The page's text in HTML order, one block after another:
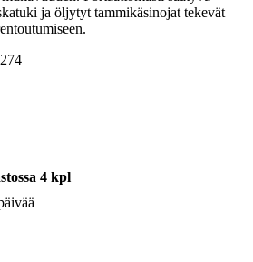
ja öljytyt tammikäsinojat tekevät
4 kpl